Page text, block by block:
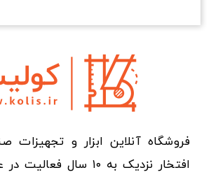
فروشگاه آنلاین ابزار و تجهیزات
افتخار نزدیک به ۱۰ سال